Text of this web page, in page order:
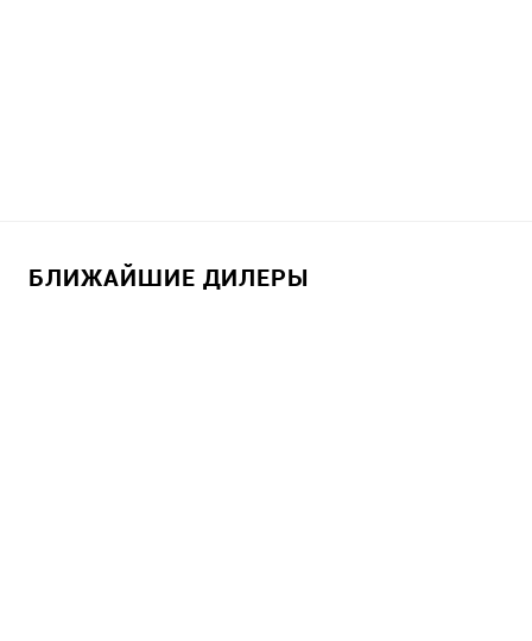
БЛИЖАЙШИЕ ДИЛЕРЫ